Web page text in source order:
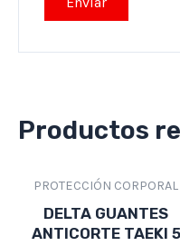
Productos
PROTECCIÓN CORPORAL
DELTA GUANTES
ANTICORTE TAEKI 5